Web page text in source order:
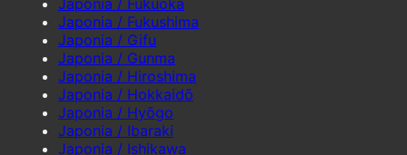
Japonia / Fukuoka
Japonia / Fukushima
Japonia / Gifu
Japonia / Gunma
Japonia / Hiroshima
Japonia / Hokkaidō
Japonia / Hyōgo
Japonia / Ibaraki
Japonia / Ishikawa